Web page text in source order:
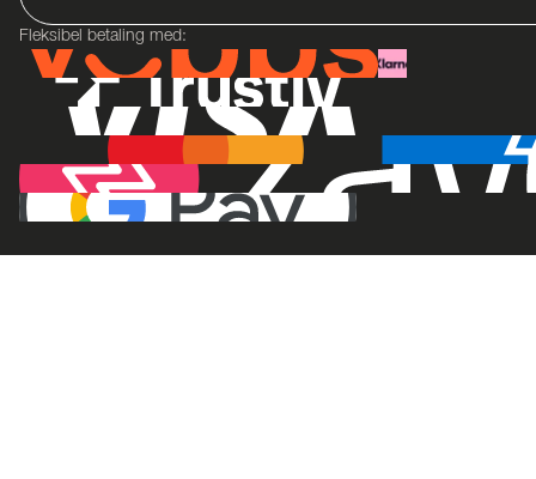
Fleksibel betaling med: